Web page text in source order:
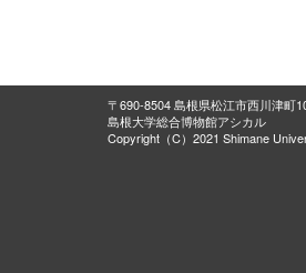
〒690-8504 島根県松江市西川津町
島根大学総合博物館アシカル
Copyright（C）2021 Shimane